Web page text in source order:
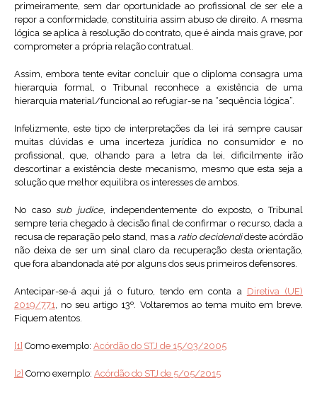
primeiramente, sem dar oportunidade ao profissional de ser ele a
repor a conformidade, constituíria assim abuso de direito. A mesma
lógica se aplica à resolução do contrato, que é ainda mais grave, por
comprometer a própria relação contratual.
Assim, embora tente evitar concluir que o diploma consagra uma
hierarquia formal, o Tribunal reconhece a existência de uma
hierarquia material/funcional ao refugiar-se na “sequência lógica”.
Infelizmente, este tipo de interpretações da lei irá sempre causar
muitas dúvidas e uma incerteza jurídica no consumidor e no
profissional, que, olhando para a letra da lei, dificilmente irão
descortinar a existência deste mecanismo, mesmo que esta seja a
solução que melhor equilibra os interesses de ambos.
No caso sub judice, independentemente do exposto, o Tribunal
sempre teria chegado à decisão final de confirmar o recurso, dada a
recusa de reparação pelo stand, mas a ratio decidendideste acórdão
não deixa de ser um sinal claro da recuperação desta orientação,
que fora abandonada até por alguns dos seus primeiros defensores.
Antecipar-se-á aqui já o futuro, tendo em conta a Diretiva (UE)
2019/771, no seu artigo 13º. Voltaremos ao tema muito em breve.
Fiquem atentos.
[1] Como exemplo: Acórdão do STJ de 15/03/2005
[2] Como exemplo: Acórdão do STJ de 5/05/2015